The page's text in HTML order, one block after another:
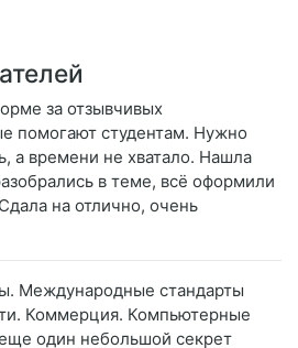
за отзывчивых
помогают студентам. Нужно
а времени не хватало. Нашла
в теме, всё оформили
на отлично, очень
Международные стандарты
Коммерция. Компьютерные
один небольшой секрет